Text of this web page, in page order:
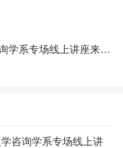
港城大本科入学咨询学系专场线上讲座来袭 教授放心解读热门专业与入学信息
咨询学系专场线上讲